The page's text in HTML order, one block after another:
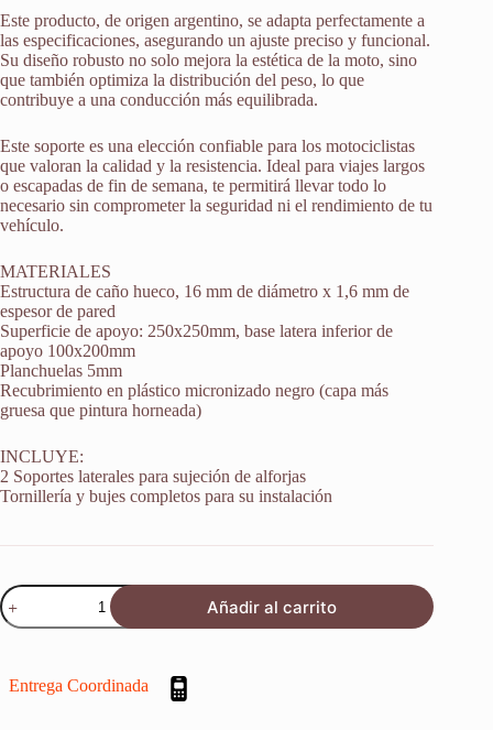
Este producto, de origen argentino, se adapta perfectamente a
las especificaciones, asegurando un ajuste preciso y funcional.
Su diseño robusto no solo mejora la estética de la moto, sino
que también optimiza la distribución del peso, lo que
contribuye a una conducción más equilibrada.
Este soporte es una elección confiable para los motociclistas
que valoran la calidad y la resistencia. Ideal para viajes largos
o escapadas de fin de semana, te permitirá llevar todo lo
necesario sin comprometer la seguridad ni el rendimiento de tu
vehículo.
MATERIALES
Estructura de caño hueco, 16 mm de diámetro x 1,6 mm de
espesor de pared
Superficie de apoyo: 250x250mm, base latera inferior de
apoyo 100x200mm
Planchuelas 5mm
Recubrimiento en plástico micronizado negro (capa más
gruesa que pintura horneada)
INCLUYE:
2 Soportes laterales para sujeción de alforjas
Tornillería y bujes completos para su instalación
Soporte
Lateral
Bolsos
350
Añadir al carrito
Entrega Coordinada